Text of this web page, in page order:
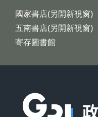
國家書店(另開新視窗)
五南書店(另開新視窗)
寄存圖書館